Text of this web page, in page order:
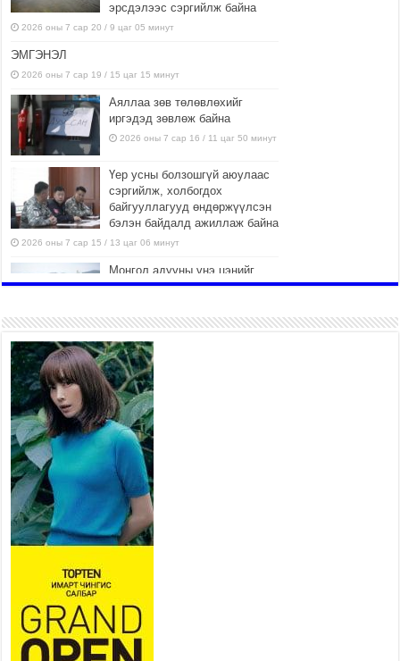
эрсдэлээс сэргийлж байна
2026 оны 7 сар 20 / 9 цаг 05 минут
ЭМГЭНЭЛ
2026 оны 7 сар 19 / 15 цаг 15 минут
Аяллаа зөв төлөвлөхийг
иргэдэд зөвлөж байна
2026 оны 7 сар 16 / 11 цаг 50 минут
Үер усны болзошгүй аюулаас
сэргийлж, холбогдох
байгууллагууд өндөржүүлсэн
бэлэн байдалд ажиллаж байна
2026 оны 7 сар 15 / 13 цаг 06 минут
Монгол адууны үнэ цэнийг
дэлхийд сурталчлах “Дэлхийн
оролцож байна
Шагайн харвааны насанд хүрэгчдийн багийн
төрөлд 106 багийн 848 харваач өрсөлдөж,
шилдгүүд шалгарав
2026 оны 7 сар 15 / 11 цаг 45 минут
Үндэсний их баяр наадмын сур харвааны
шагналыг нийслэлийн Засаг дарга бөгөөд
Улаанбаатар хотын Захирагч Б.Пүрэвдагва
гардууллаа
2026 оны 7 сар 15 / 11 цаг 41 минут
Нийслэлийн Эрүүл мэндийн газраас 45 баг
2026 оны 7 сар 15 / 11 цаг 30 минут
Хүчит бөхийн барилдааны тавын даваа
үргэлжилж байна
2026 оны 7 сар 15 / 11 цаг 26 минут